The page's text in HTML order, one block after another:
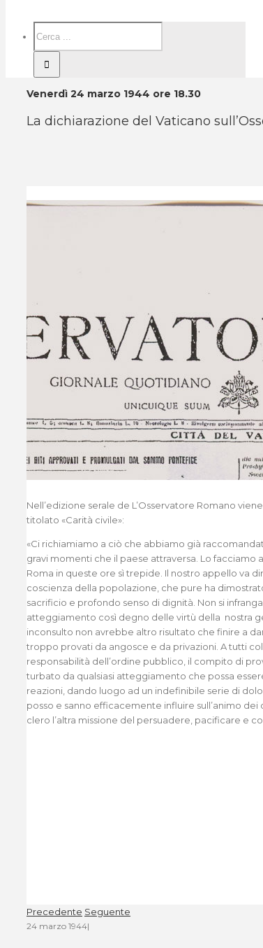
Venerdì 24 marzo 1944 ore 18.30
La dichiarazione del Vaticano
Nell’edizione serale de L’Osservatore Romano
titolato «Carità civile»:
«Ci richiamiamo a ciò che abbiamo già
gravi momenti che il paese attraversa. Lo
Roma in queste ore sì trepide. Il nostro appello va
coscienza della popolazione, che pure ha
sacrificio e profondo senso di dignità. Non si
atteggiamento così degno delle virtù della nostra
inconsulto non avrebbe altro risultato che finire a
troppo provati da angosce e da privazioni. A tutti
responsabilità dell’ordine pubblico, il compito di
turbato da qualsiasi atteggiamento che possa
reazioni, dando luogo ad un indefinibile serie di
posso e sanno efficacemente influire sull’animo
clero l’altra missione del persuadere, pacificare e
Precedente Seguente
24 marzo 1944|